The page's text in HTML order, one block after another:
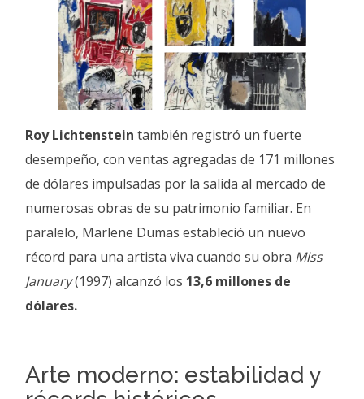
Roy Lichtenstein también registró un fuerte
desempeño, con ventas agregadas de 171 millones
de dólares impulsadas por la salida al mercado de
numerosas obras de su patrimonio familiar. En
paralelo, Marlene Dumas estableció un nuevo
récord para una artista viva cuando su obra Miss
January(1997) alcanzó los 13,6 millones de
dólares.
Arte moderno: estabilidad y